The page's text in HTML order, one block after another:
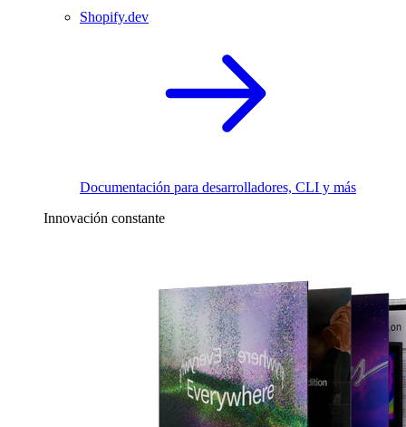
Shopify.dev
Documentación para desarrolladores, CLI y más
Innovación constante